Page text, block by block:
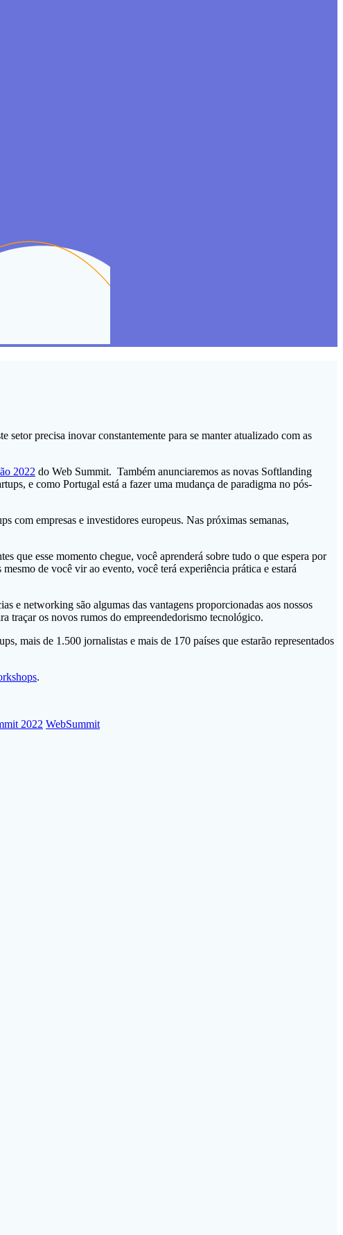
precisa inovar constantemente para se manter atualizado com as
2022 do Web Summit. Também anunciaremos as novas Softlanding
e como Portugal está a fazer uma mudança de paradigma no pós-
com empresas e investidores europeus. Nas próximas semanas,
que esse momento chegue, você aprenderá sobre tudo o que espera por
de você vir ao evento, você terá experiência prática e estará
e networking são algumas das vantagens proporcionadas aos nossos
traçar os novos rumos do empreendedorismo tecnológico.
mais de 1.500 jornalistas e mais de 170 países que estarão representados
.
2022 WebSummit